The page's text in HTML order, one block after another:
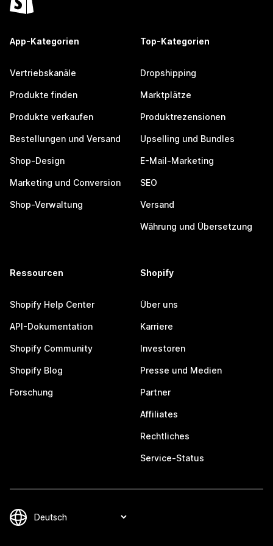
App-Kategorien
Vertriebskanäle
Produkte finden
Produkte verkaufen
Bestellungen und Versand
Shop-Design
Marketing und Conversion
Shop-Verwaltung
Top-Kategorien
Dropshipping
Marktplätze
Produktrezensionen
Upselling und Bundles
E-Mail-Marketing
SEO
Versand
Währung und Übersetzung
Ressourcen
Shopify Help Center
API-Dokumentation
Shopify Community
Shopify Blog
Forschung
Shopify
Über uns
Karriere
Investoren
Presse und Medien
Partner
Affiliates
Rechtliches
Service-Status